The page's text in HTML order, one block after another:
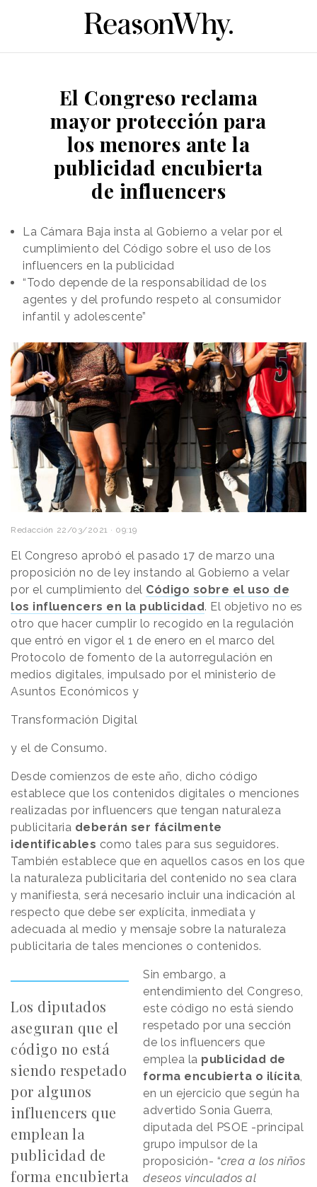
El Congreso reclama
mayor protección para
los menores ante la
publicidad encubierta
de influencers
La Cámara Baja insta al Gobierno a velar por el
cumplimiento del Código sobre el uso de los
influencers en la publicidad
“Todo depende de la responsabilidad de los
agentes y del profundo respeto al consumidor
infantil y adolescente”
Redacción 22/03/2021 · 09:19
El Congreso aprobó el pasado 17 de marzo una
proposición no de ley instando al Gobierno a velar
por el cumplimiento del Código sobre el uso de
los influencers en la publicidad. El objetivo no es
otro que hacer cumplir lo recogido en la regulación
que entró en vigor el 1 de enero en el marco del
Protocolo de fomento de la autorregulación en
medios digitales, impulsado por el ministerio de
Asuntos Económicos y
Transformación Digital
y el de Consumo.
Desde comienzos de este año, dicho código
establece que los contenidos digitales o menciones
realizadas por influencers que tengan naturaleza
publicitaria deberán ser fácilmente
identificables como tales para sus seguidores.
También establece que en aquellos casos en los que
la naturaleza publicitaria del contenido no sea clara
y manifiesta, será necesario incluir una indicación al
respecto que debe ser explícita, inmediata y
adecuada al medio y mensaje sobre la naturaleza
publicitaria de tales menciones o contenidos.
Los diputados
aseguran que el
código no está
siendo respetado
por algunos
influencers que
emplean la
publicidad de
forma encubierta
Sin embargo, a
entendimiento del Congreso,
este código no está siendo
respetado por una sección
de los influencers que
emplea la publicidad de
forma encubierta o ilícita,
en un ejercicio que según ha
advertido Sonia Guerra,
diputada del PSOE -principal
grupo impulsor de la
proposición- “crea a los niños
deseos vinculados al